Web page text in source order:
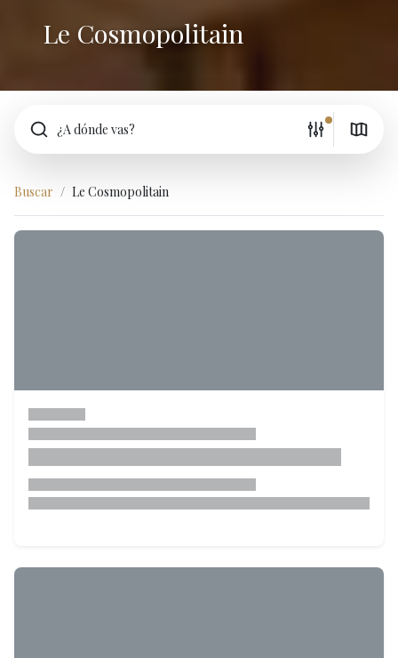
Le Cosmopolitain
¿A dónde vas?
Buscar Le Cosmopolitain